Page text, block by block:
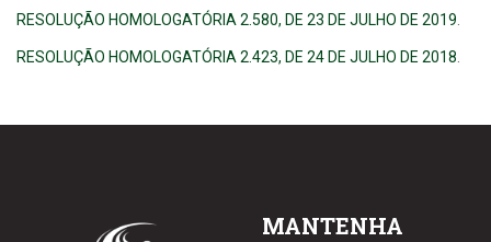
RESOLUÇÃO HOMOLOGATÓRIA 2.580, DE 23 DE JULHO DE 2019
RESOLUÇÃO HOMOLOGATÓRIA 2.423, DE 24 DE JULHO DE 2018
MANTENHA